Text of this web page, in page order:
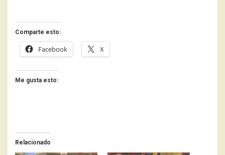
Comparte esto:
Facebook X
Me gusta esto:
Relacionado